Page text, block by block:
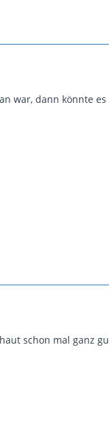
war, dann könnte
schon mal ganz